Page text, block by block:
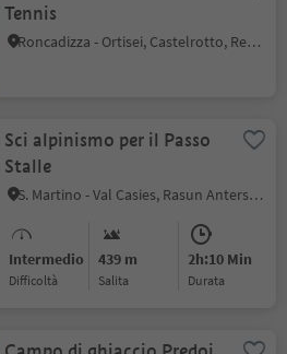
Tennis
Roncadizza - Ortisei, Castelrotto, Regione dolomitica Alpe di Siusi
Sci alpinismo per il Passo
Stalle
S. Martino - Val Casies, Rasun Anterselva, Regione dolomitica Plan de Corones
Intermedio
Difficoltà
439 m
Salita
2h:10 Min
durata